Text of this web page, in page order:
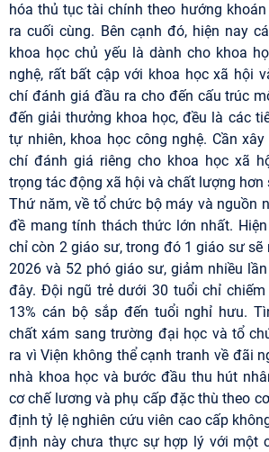
hóa thủ tục tài chính theo hướng
ra cuối cùng. Bên cạnh đó, hiện nay
khoa học chủ yếu là dành cho khoa
nghệ, rất bất cập với khoa học xã hội
chí đánh giá đầu ra cho đến cấu trúc
đến giải thưởng khoa học, đều là các
tự nhiên, khoa học công nghệ. Cần
chí đánh giá riêng cho khoa học xã
trọng tác động xã hội và chất lượng hơn
Thứ năm, về tổ chức bộ máy và nguồn
đề mang tính thách thức lớn nhất.
chỉ còn 2 giáo sư, trong đó 1 giáo sư sẽ
2026 và 52 phó giáo sư, giảm nhiều
đây. Đội ngũ trẻ dưới 30 tuổi chỉ chiếm
13% cán bộ sắp đến tuổi nghỉ hưu.
chất xám sang trường đại học và tổ
ra vì Viện không thể cạnh tranh về đãi
nhà khoa học và bước đầu thu hút
cơ chế lương và phụ cấp đặc thù theo
định tỷ lệ nghiên cứu viên cao cấp
định này chưa thực sự hợp lý với một